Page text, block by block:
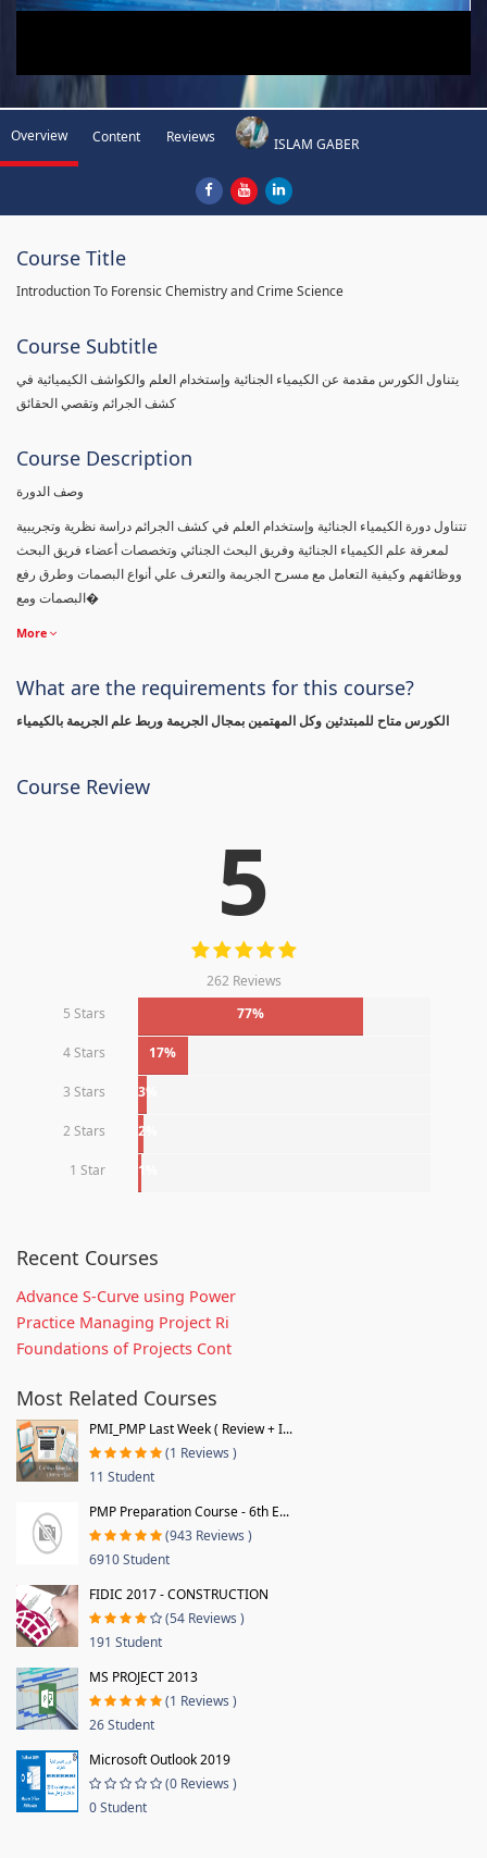
Overview Content Reviews ISLAM GABER
Course Title
Introduction To Forensic Chemistry and Crime Science
Course Subtitle
يتناول الكورس مقدمة عن الكيمياء الجنائية وإستخدام العلم والكواشف الكيميائية في
كشف الجرائم وتقصي الحقائق
Course Description
وصف الدورة
تتناول دورة الكيمياء الجنائية وإستخدام العلم في كشف الجرائم دراسة نظرية وتجريبية
لمعرفة علم الكيمياء الجنائية وفريق البحث الجنائي وتخصصات أعضاء فريق البحث
ووظائفهم وكيفية التعامل مع مسرح الجريمة والتعرف علي أنواع البصمات وطرق رفع
البصمات ومع�
More
What are the requirements for this course?
الكورس متاح للمبتدئين وكل المهتمين بمجال الجريمة وربط علم الجريمة بالكيمياء
Course Review
5
262 Reviews
5 Stars
77%
4 Stars 17%
3 Stars 3%
2 Stars 2%
1 Star 1%
Recent Courses
Advance S-Curve using Power
Practice Managing Project Ri
Foundations of Projects Cont
Most Related Courses
PMI_PMP Last Week ( Review + I...
(1 Reviews )
11 Student
PMP Preparation Course - 6th E...
(943 Reviews )
6910 Student
FIDIC 2017 - CONSTRUCTION
(54 Reviews )
191 Student
MS PROJECT 2013
(1 Reviews )
26 Student
Microsoft Outlook 2019
(0 Reviews )
0 Student